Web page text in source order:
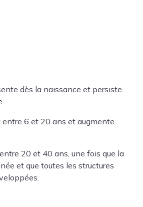
dès la naissance et persiste
entre 6 et 20 ans et augmente
20 et 40 ans, une fois que la
et que toutes les structures